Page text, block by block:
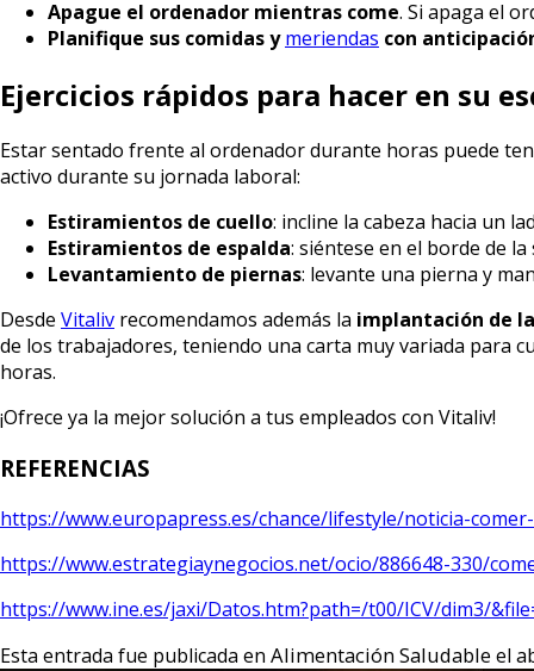
Apague el ordenador mientras come. Si apaga el
Planifique sus comidas ymeriendas con
Ejercicios rápidos para hacer en su
Estar sentado frente al ordenador durante horas puede
activo durante su jornada laboral:
Estiramientos de cuello: incline la cabeza hacia un
Estiramientos de espalda: siéntese en el borde de
Levantamiento de piernas: levante una pierna y
Desde Vitaliv recomendamos además la implantación de
de los trabajadores, teniendo una carta muy variada para
horas.
¡Ofrece ya la mejor solución a tus empleados con Vitaliv!
REFERENCIAS
https://www.europapress.es/chance/lifestyle/noticia-
https://www.estrategiaynegocios.net/ocio/886648-330/
https://www.ine.es/jaxi/Datos.htm?path=/t00/ICV/dim3/
Esta entrada fue publicada en Alimentación Saludable el